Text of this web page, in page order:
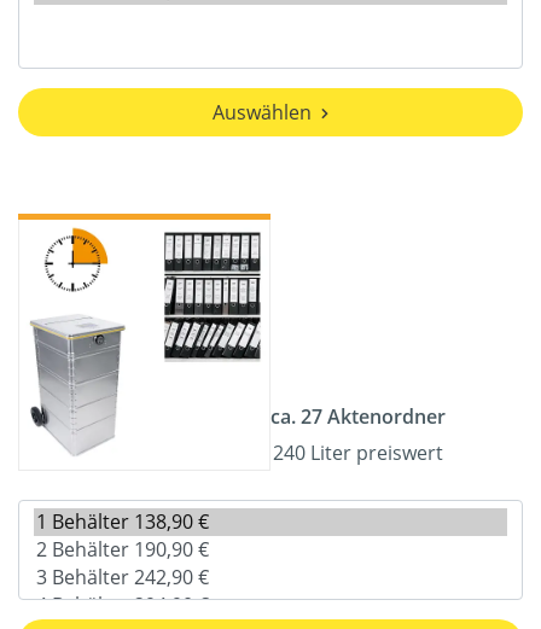
Auswählen
ca. 27 Aktenordner
240 Liter preiswert